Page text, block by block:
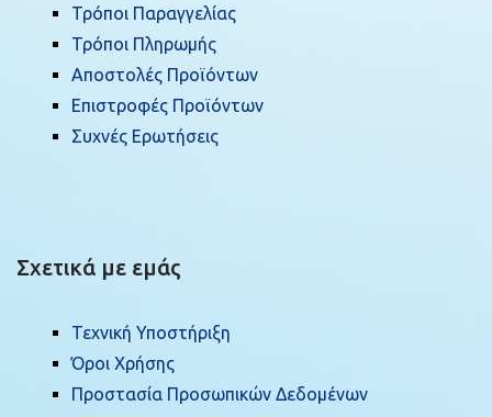
Τρόποι Παραγγελίας
Τρόποι Πληρωμής
Αποστολές Προϊόντων
Επιστροφές Προϊόντων
Συχνές Ερωτήσεις
Σχετικά με εμάς
Τεχνική Υποστήριξη
Όροι Χρήσης
Προστασία Προσωπικών Δεδομένων